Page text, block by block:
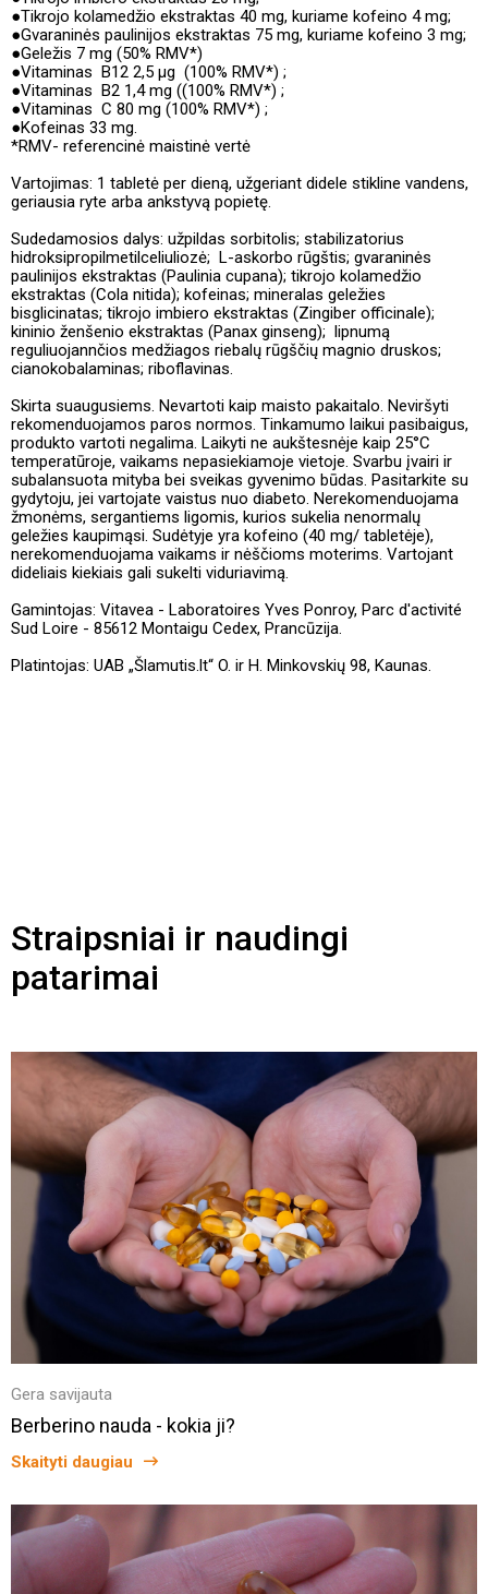
●Tikrojo kolamedžio ekstraktas 40 mg, kuriame kofeino 4 mg;
●Gvaraninės paulinijos ekstraktas 75 mg, kuriame kofeino 3 mg;
●Geležis 7 mg (50% RMV*)
●Vitaminas B12 2,5 µg (100% RMV*) ;
●Vitaminas B2 1,4 mg ((100% RMV*) ;
●Vitaminas C 80 mg (100% RMV*) ;
●Kofeinas 33 mg.
*RMV- referencinė maistinė vertė
Vartojimas: 1 tabletė per dieną, užgeriant didele stikline vandens,
geriausia ryte arba ankstyvą popietę.
Sudedamosios dalys: užpildas sorbitolis; stabilizatorius
hidroksipropilmetilceliuliozė; L-askorbo rūgštis; gvaraninės
paulinijos ekstraktas (Paulinia cupana); tikrojo kolamedžio
ekstraktas (Cola nitida); kofeinas; mineralas geležies
bisglicinatas; tikrojo imbiero ekstraktas (Zingiber officinale);
kininio ženšenio ekstraktas (Panax ginseng); lipnumą
reguliuojannčios medžiagos riebalų rūgščių magnio druskos;
cianokobalaminas; riboflavinas.
Skirta suaugusiems. Nevartoti kaip maisto pakaitalo. Neviršyti
rekomenduojamos paros normos. Tinkamumo laikui pasibaigus,
produkto vartoti negalima. Laikyti ne aukštesnėje kaip 25°C
temperatūroje, vaikams nepasiekiamoje vietoje. Svarbu įvairi ir
subalansuota mityba bei sveikas gyvenimo būdas. Pasitarkite su
gydytoju, jei vartojate vaistus nuo diabeto. Nerekomenduojama
žmonėms, sergantiems ligomis, kurios sukelia nenormalų
geležies kaupimąsi. Sudėtyje yra kofeino (40 mg/ tabletėje),
nerekomenduojama vaikams ir nėščioms moterims. Vartojant
dideliais kiekiais gali sukelti viduriavimą.
Gamintojas: Vitavea - Laboratoires Yves Ponroy, Parc d'activité
Sud Loire - 85612 Montaigu Cedex, Prancūzija.
Platintojas: UAB „Šlamutis.lt“ O. ir H. Minkovskių 98, Kaunas.
Straipsniai ir naudingi
patarimai
Gera savijauta
Berberino nauda - kokia ji?
Skaityti daugiau